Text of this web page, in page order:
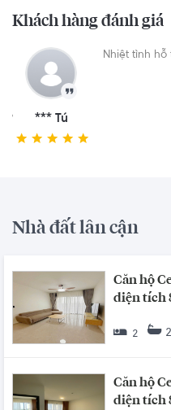
Khách hàng đánh giá
*** Tú
Nhiệt tình hỗ
Nhà đất lân cận
Căn hộ
diện tích
2 2
Căn hộ
diện tích